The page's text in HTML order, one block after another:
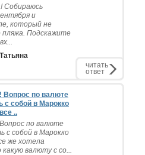
Собираюсь
и
который не
Подскажите
читать
ответ
Вопрос по валюте
с собой в Марокко
..
по валюте
с собой в Марокко
же хотела
какую валюту с со...